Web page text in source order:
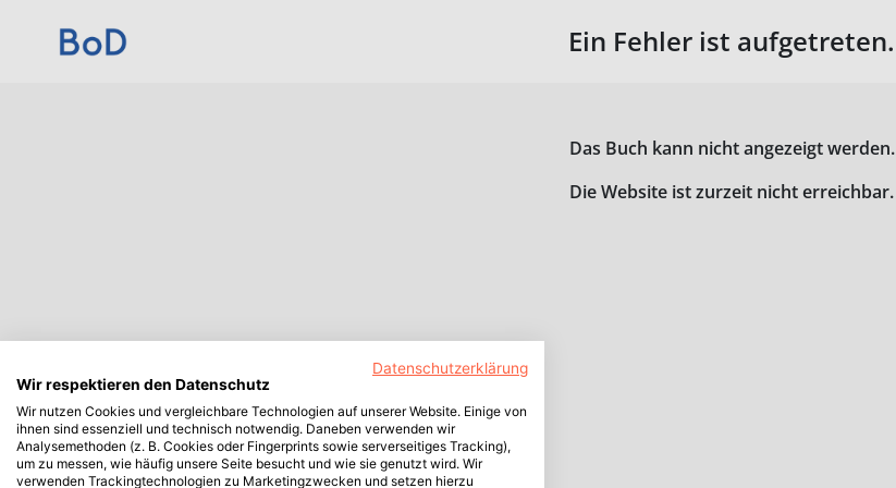
Ein Fehler ist aufgetreten.
Das Buch kann nicht angezeigt werden.
Die Website ist zurzeit nicht erreichbar.
Datenschutzerklärung
Wir respektieren den Datenschutz
Wir nutzen Cookies und vergleichbare Technologien auf unserer Website. Einige von
ihnen sind essenziell und technisch notwendig. Daneben verwenden wir
Analysemethoden (z. B. Cookies oder Fingerprints sowie serverseitiges Tracking),
um zu messen, wie häufig unsere Seite besucht und wie sie genutzt wird. Wir
verwenden Trackingtechnologien zu Marketingzwecken und setzen hierzu